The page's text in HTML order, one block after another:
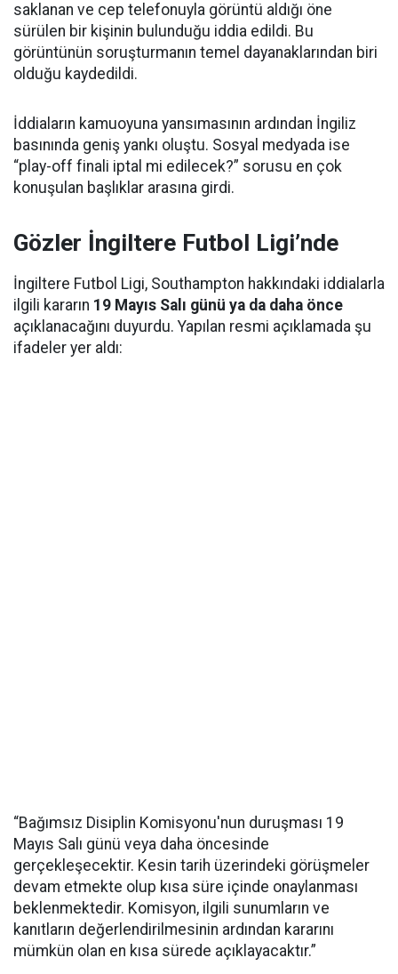
saklanan ve cep telefonuyla görüntü aldığı öne
sürülen bir kişinin bulunduğu iddia edildi. Bu
görüntünün soruşturmanın temel dayanaklarından biri
olduğu kaydedildi.
İddiaların kamuoyuna yansımasının ardından İngiliz
basınında geniş yankı oluştu. Sosyal medyada ise
“play-off finali iptal mi edilecek?” sorusu en çok
konuşulan başlıklar arasına girdi.
Gözler İngiltere Futbol Ligi’nde
İngiltere Futbol Ligi, Southampton hakkındaki iddialarla
ilgili kararın 19 Mayıs Salı günü ya da daha önce
açıklanacağını duyurdu. Yapılan resmi açıklamada şu
ifadeler yer aldı:
“Bağımsız Disiplin Komisyonu'nun duruşması 19
Mayıs Salı günü veya daha öncesinde
gerçekleşecektir. Kesin tarih üzerindeki görüşmeler
devam etmekte olup kısa süre içinde onaylanması
beklenmektedir. Komisyon, ilgili sunumların ve
kanıtların değerlendirilmesinin ardından kararını
mümkün olan en kısa sürede açıklayacaktır.”